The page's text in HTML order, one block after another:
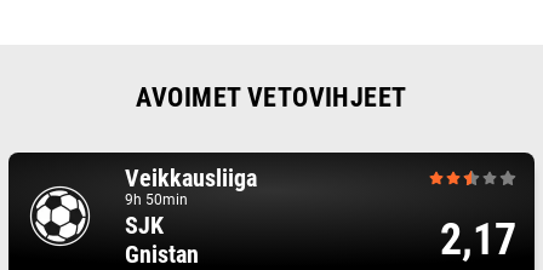
AVOIMET VETOVIHJEET
Veikkausliiga
9h 50min
SJK
Gnistan
2,17